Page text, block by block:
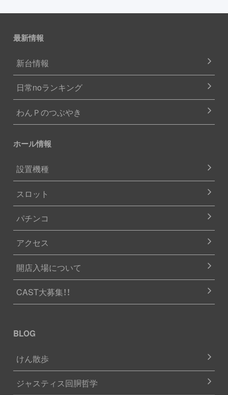
最新情報
新台情報
日常noランキング
わんＰのつぶやき
ホール情報
設置機種
スロット
パチンコ
アクセス
開店入場について
CAST大募集！！
BLOG
けん散歩
ジャスティス回胴哲学